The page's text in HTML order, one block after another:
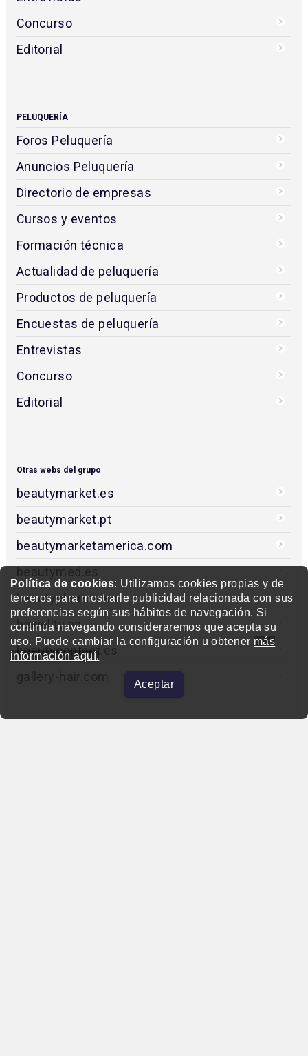
Política de cookies: Utilizamos cookies propias y de
terceros para mostrarle publicidad relacionada con sus
preferencias según sus hábitos de navegación. Si
continúa navegando consideraremos que acepta su
uso. Puede cambiar la configuración u obtener más
información aquí.
Aceptar
Concurso
Editorial
PELUQUERÍA
Foros Peluquería
Anuncios Peluquería
Directorio de empresas
Cursos y eventos
Formación técnica
Actualidad de peluquería
Productos de peluquería
Encuestas de peluquería
Entrevistas
Concurso
Editorial
Otras webs del grupo
beautymarket.es
beautymarket.pt
beautymarketamerica.com
beautymed.es
beautypharma.es
bewellty.es
beautycontact.es
gallery-hair.com